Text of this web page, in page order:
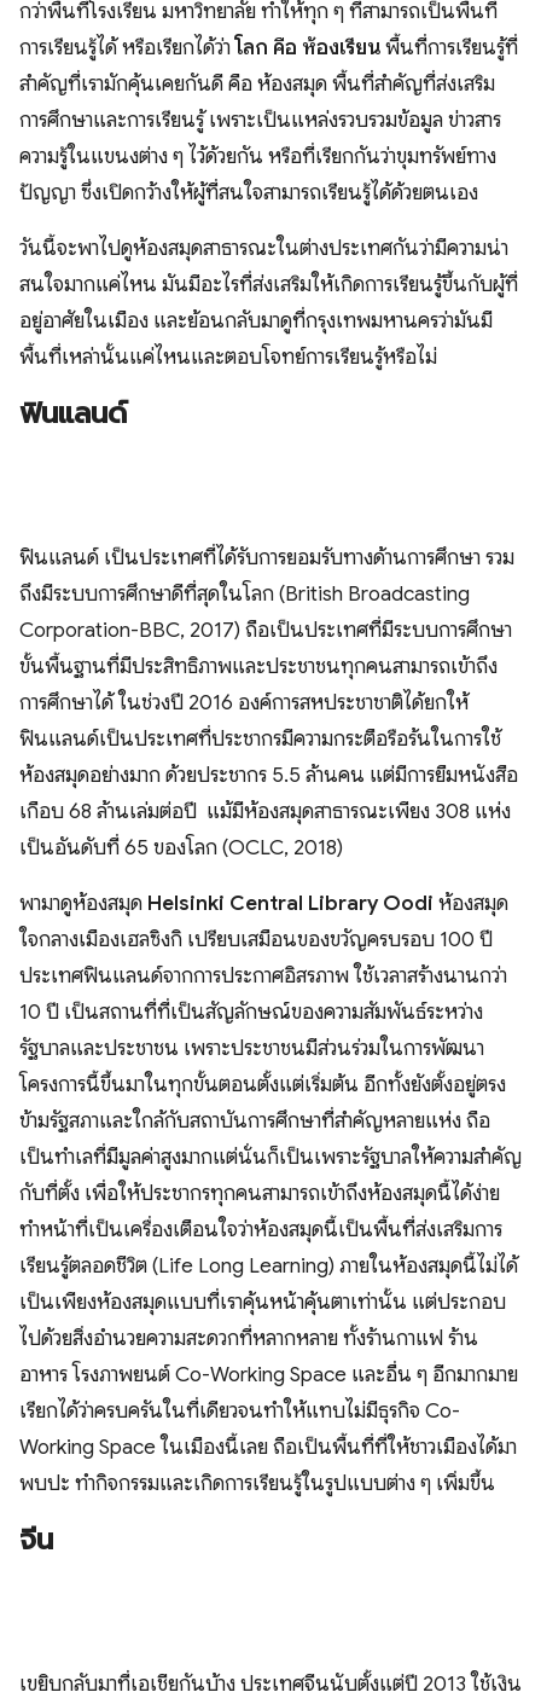
กว่าพื้นที่โรงเรียน มหาวิทยาลัย ทำให้ทุก ๆ ที่สามารถเป็นพื้นที่
การเรียนรู้ได้ หรือเรียกได้ว่าโลก คือ ห้องเรียนพื้นที่การเรียนรู้ที่
สำคัญที่เรามักคุ้นเคยกันดี คือ ห้องสมุด พื้นที่สำคัญที่ส่งเสริม
การศึกษาและการเรียนรู้ เพราะเป็นแหล่งรวบรวมข้อมูล ข่าวสาร
ความรู้ในแขนงต่าง ๆ ไว้ด้วยกัน หรือที่เรียกกันว่าขุมทรัพย์ทาง
ปัญญา ซึ่งเปิดกว้างให้ผู้ที่สนใจสามารถเรียนรู้ได้ด้วยตนเอง
วันนี้จะพาไปดูห้องสมุดสาธารณะในต่างประเทศกันว่ามีความน่า
สนใจมากแค่ไหน มันมีอะไรที่ส่งเสริมให้เกิดการเรียนรู้ขึ้นกับผู้ที่
อยู่อาศัยในเมือง และย้อนกลับมาดูที่กรุงเทพมหานครว่ามันมี
พื้นที่เหล่านั้นแค่ไหนและตอบโจทย์การเรียนรู้หรือไม่
ฟินแลนด์
ฟินแลนด์ เป็นประเทศที่ได้รับการยอมรับทางด้านการศึกษา รวม
ถึงมีระบบการศึกษาดีที่สุดในโลก (British Broadcasting
Corporation-BBC, 2017) ถือเป็นประเทศที่มีระบบการศึกษา
ขั้นพื้นฐานที่มีประสิทธิภาพและประชาชนทุกคนสามารถเข้าถึง
การศึกษาได้ ในช่วงปี 2016 องค์การสหประชาชาติได้ยกให้
ฟินแลนด์เป็นประเทศที่ประชากรมีความกระตือรือร้นในการใช้
ห้องสมุดอย่างมาก ด้วยประชากร 5.5 ล้านคน แต่มีการยืมหนังสือ
เกือบ 68 ล้านเล่มต่อปี แม้มีห้องสมุดสาธารณะเพียง 308 แห่ง
เป็นอันดับที่ 65 ของโลก (OCLC, 2018)
พามาดูห้องสมุด Helsinki Central Library Oodi ห้องสมุด
ใจกลางเมืองเฮลซิงกิ เปรียบเสมือนของขวัญครบรอบ 100 ปี
ประเทศฟินแลนด์จากการประกาศอิสรภาพ ใช้เวลาสร้างนานกว่า
10 ปี เป็นสถานที่ที่เป็นสัญลักษณ์ของความสัมพันธ์ระหว่าง
รัฐบาลและประชาชน เพราะประชาชนมีส่วนร่วมในการพัฒนา
โครงการนี้ขึ้นมาในทุกขั้นตอนตั้งแต่เริ่มต้น อีกทั้งยังตั้งอยู่ตรง
ข้ามรัฐสภาและใกล้กับสถาบันการศึกษาที่สำคัญหลายแห่ง ถือ
เป็นทำเลที่มีมูลค่าสูงมากแต่นั่นก็เป็นเพราะรัฐบาลให้ความสำคัญ
กับที่ตั้ง เพื่อให้ประชากรทุกคนสามารถเข้าถึงห้องสมุดนี้ได้ง่าย
ทำหน้าที่เป็นเครื่องเตือนใจว่าห้องสมุดนี้เป็นพื้นที่ส่งเสริมการ
เรียนรู้ตลอดชีวิต (Life Long Learning) ภายในห้องสมุดนี้ไม่ได้
เป็นเพียงห้องสมุดแบบที่เราคุ้นหน้าคุ้นตาเท่านั้น แต่ประกอบ
ไปด้วยสิ่งอำนวยความสะดวกที่หลากหลาย ทั้งร้านกาแฟ ร้าน
อาหาร โรงภาพยนต์ Co-Working Space และอื่น ๆ อีกมากมาย
เรียกได้ว่าครบครันในที่เดียวจนทำให้แทบไม่มีธุรกิจ Co-
Working Space ในเมืองนี้เลย ถือเป็นพื้นที่ที่ให้ชาวเมืองได้มา
พบปะ ทำกิจกรรมและเกิดการเรียนรู้ในรูปแบบต่าง ๆ เพิ่มขึ้น
จีน
เขยิบกลับมาที่เอเชียกันบ้าง ประเทศจีนนับตั้งแต่ปี 2013 ใช้เงิน